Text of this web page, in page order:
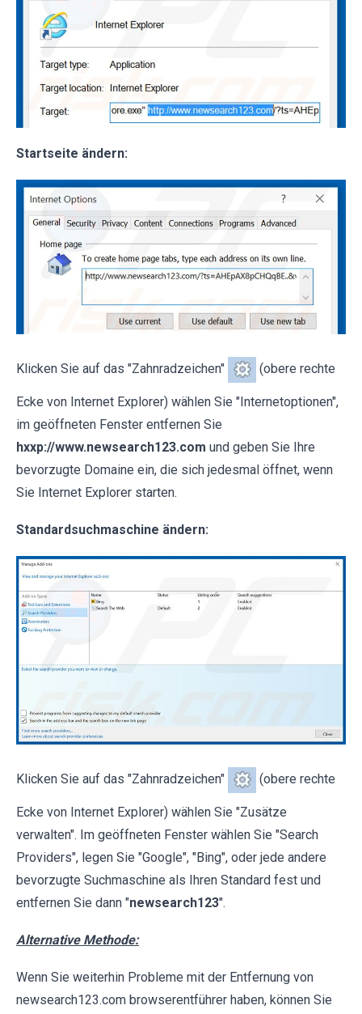
Startseite ändern:
Klicken Sie auf das "Zahnradzeichen" (obere rechte
Ecke von Internet Explorer) wählen Sie "Internetoptionen",
im geöffneten Fenster entfernen Sie
hxxp://www.newsearch123.com und geben Sie Ihre
bevorzugte Domaine ein, die sich jedesmal öffnet, wenn
Sie Internet Explorer starten.
Standardsuchmaschine ändern:
Klicken Sie auf das "Zahnradzeichen" (obere rechte
Ecke von Internet Explorer) wählen Sie "Zusätze
verwalten". Im geöffneten Fenster wählen Sie "Search
Providers", legen Sie "Google", "Bing", oder jede andere
bevorzugte Suchmaschine als Ihren Standard fest und
entfernen Sie dann "newsearch123".
Alternative Methode:
Wenn Sie weiterhin Probleme mit der Entfernung von
newsearch123.com browserentführer haben, können Sie